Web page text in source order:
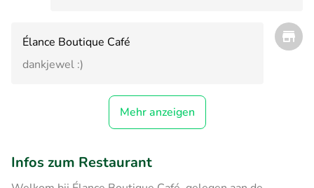
Élance Boutique Café
dankjewel :)
Mehr anzeigen
Infos zum Restaurant